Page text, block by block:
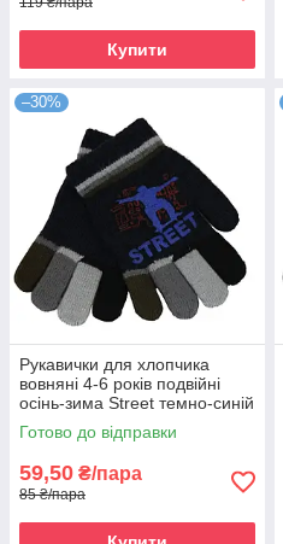
Купити
–30%
Рукавички для хлопчика
вовняні 4-6 років подвійні
осінь-зима Street темно-синій
Готово до відправки
59,50 ₴/пара
85 ₴/пара